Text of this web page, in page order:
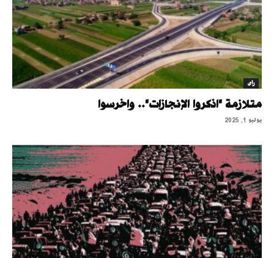
رأى
متلازمة "اذكروا الإنجازات".. واخرسوا
يوليو 1, 2025